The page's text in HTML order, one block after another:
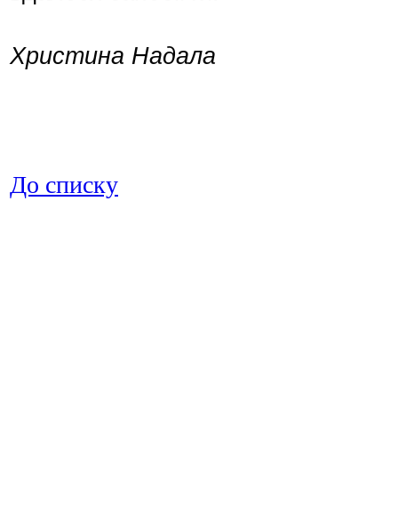
Христина Надала
До списку